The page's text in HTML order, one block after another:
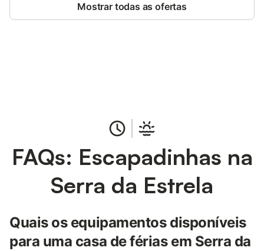
Mostrar todas as ofertas
FAQs: Escapadinhas na
Serra da Estrela
Quais os equipamentos disponíveis
para uma casa de férias em Serra da